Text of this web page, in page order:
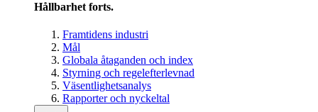
Hållbarhet forts.
Framtidens industri
Mål
Globala åtaganden och index
Styrning och regelefterlevnad
Väsentlighetsanalys
Rapporter och nyckeltal